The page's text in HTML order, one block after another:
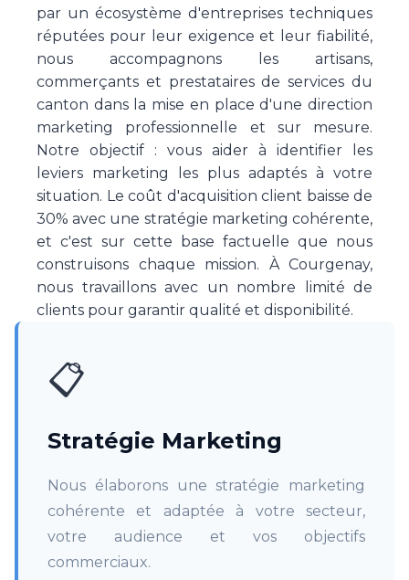
par un écosystème d'entreprises techniques
réputées pour leur exigence et leur fiabilité,
nous accompagnons les artisans,
commerçants et prestataires de services du
canton dans la mise en place d'une direction
marketing professionnelle et sur mesure.
Notre objectif : vous aider à identifier les
leviers marketing les plus adaptés à votre
situation. Le coût d'acquisition client baisse de
30% avec une stratégie marketing cohérente,
et c'est sur cette base factuelle que nous
construisons chaque mission. À Courgenay,
nous travaillons avec un nombre limité de
clients pour garantir qualité et disponibilité.
📋
Stratégie Marketing
Nous élaborons une stratégie marketing
cohérente et adaptée à votre secteur,
votre audience et vos objectifs
commerciaux.